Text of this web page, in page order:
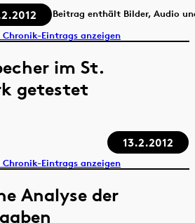
Beitrag enthält Bilder, Audio
Eintrags anzeigen
im St.
getestet
13.2.2012
Eintrags anzeigen
Analyse der